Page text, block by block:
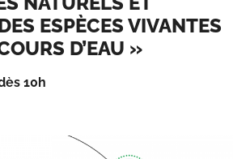
ESPÈCES VIVANTES
D’EAU »
10h